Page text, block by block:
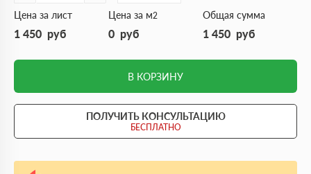
Цена за лист
1 450 руб
Цена за м2
0 руб
Общая сумма
1 450 руб
В КОРЗИНУ
ПОЛУЧИТЬ КОНСУЛЬТАЦИЮ
БЕСПЛАТНО